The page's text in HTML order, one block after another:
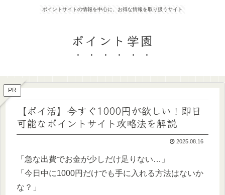
ポイントサイトの情報を中心に、お得な情報を取り扱うサイト
ポイント学園
PR
【ポイ活】今すぐ1000円が欲しい！即日
可能なポイントサイト攻略法を解説
2025.08.16
「急な出費でお金が少しだけ足りない…」
「今日中に1000円だけでも手に入れる方法はないか
な？」